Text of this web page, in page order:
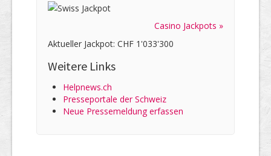
Casino Jackpots »
Aktueller Jackpot: CHF 1'033'300
Weitere Links
Helpnews.ch
Presseportale der Schweiz
Neue Pressemeldung erfassen